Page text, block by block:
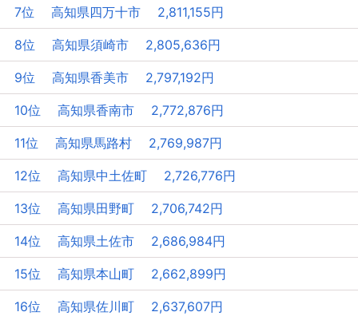
7位 高知県四万十市 2,811,155円
8位 高知県須崎市 2,805,636円
9位 高知県香美市 2,797,192円
10位 高知県香南市 2,772,876円
11位 高知県馬路村 2,769,987円
12位 高知県中土佐町 2,726,776円
13位 高知県田野町 2,706,742円
14位 高知県土佐市 2,686,984円
15位 高知県本山町 2,662,899円
16位 高知県佐川町 2,637,607円